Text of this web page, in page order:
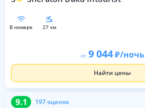
в номере 27 км
от 9 044 /ночь
Найти цены
9.1 197 оценок
9.1 197 оценок